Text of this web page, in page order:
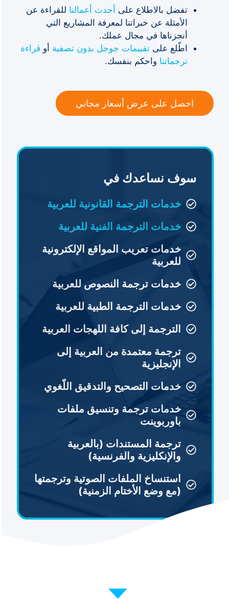
تفضل بالاطلاع على أحدث أعمالنا للقراءة عن
الأمثلة عن خبراتنا لمعرفة المشاريع التي
أنجزناها في مجال عملك.
اطّلع على تقييمات جوجل بدون تصفية أو قراءة
ترجماتنا واحكم بنفسك.
احصل على عرض أسعار مجاني
سوف نساعدك في
خدمات الترجمة القانونية للعربية
خدمات الترجمة الفنية للعربية
خدمات تعريب المواقع الإلكترونية
للعربية
خدمات ترجمة النصوص للعربية
خدمات الترجمة الطبية للعربية
الترجمة إلى كافة اللهجات العربية
ترجمة معتمدة من العربية إلى
الإنجليزية
خدمات التصحيح والتدقيق اللّغوي
خدمات ترجمة وتنسيق ملفات
باوربوينت
ترجمة المستندات (بالعربية
والإنكليزية والفرنسية)
استنساخ الملفات الصوتية وترجمتها
(مع وضع الأختام الزمنية)